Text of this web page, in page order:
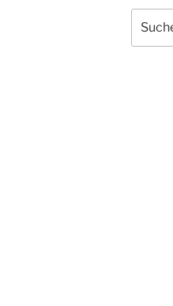
nach: